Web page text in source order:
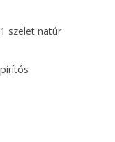
szelet natúr